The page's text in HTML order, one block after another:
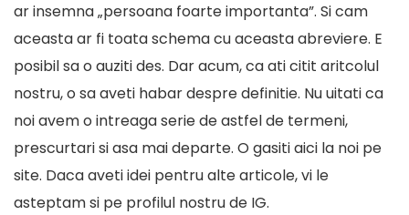
ar insemna „persoana foarte importanta”. Si cam
aceasta ar fi toata schema cu aceasta abreviere. E
posibil sa o auziti des. Dar acum, ca ati citit aritcolul
nostru, o sa aveti habar despre definitie. Nu uitati ca
noi avem o intreaga serie de astfel de termeni,
prescurtari si asa mai departe. O gasiti aici la noi pe
site. Daca aveti idei pentru alte articole, vi le
asteptam si pe profilul nostru de IG.